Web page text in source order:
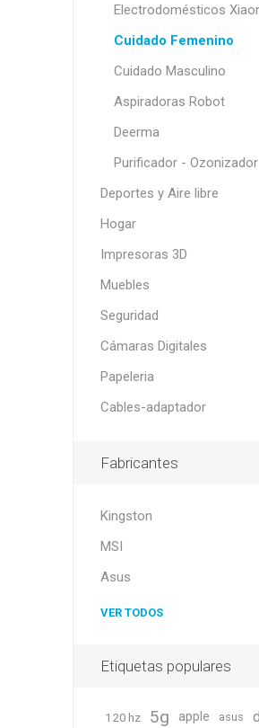
Electrodomésticos
Cuidado Femenino
Cuidado Masculino
Aspiradoras Robot
Deerma
Purificador - Ozonizador
Deportes y Aire libre
Hogar
Impresoras 3D
Muebles
Seguridad
Cámaras Digitales
Papeleria
Cables-adaptador
Fabricantes
Kingston
MSI
Asus
VER TODOS
Etiquetas populares
120 hz 5g apple asus